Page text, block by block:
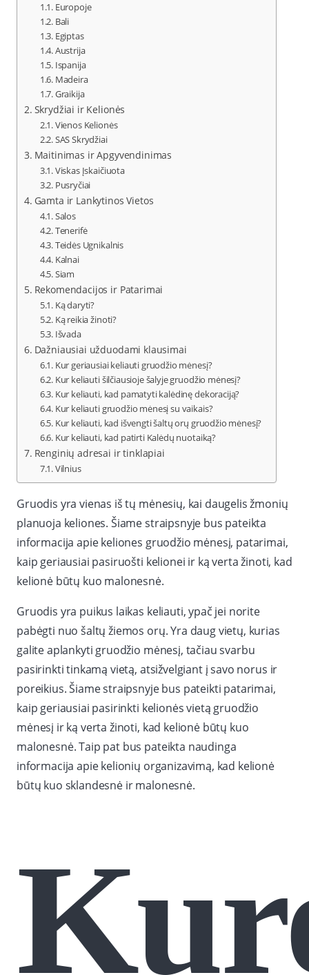
Europoje
Bali
Egiptas
Austrija
Ispanija
Madeira
Graikija
Skrydžiai ir Kelionės
Vienos Kelionės
SAS Skrydžiai
Maitinimas ir Apgyvendinimas
Viskas Įskaičiuota
Pusryčiai
Gamta ir Lankytinos Vietos
Salos
Tenerifė
Teidės Ugnikalnis
Kalnai
Siam
Rekomendacijos ir Patarimai
Ką daryti?
Ką reikia žinoti?
Išvada
Dažniausiai užduodami klausimai
Kur geriausiai keliauti gruodžio mėnesį?
Kur keliauti šilčiausioje šalyje gruodžio mėnesį?
Kur keliauti, kad pamatyti kalėdinę dekoraciją?
Kur keliauti gruodžio mėnesį su vaikais?
Kur keliauti, kad išvengti šaltų orų gruodžio mėnesį?
Kur keliauti, kad patirti Kalėdų nuotaiką?
Renginių adresai ir tinklapiai
Vilnius
Gruodis yra vienas iš tų mėnesių, kai daugelis žmonių
planuoja keliones. Šiame straipsnyje bus pateikta
informacija apie keliones gruodžio mėnesį, patarimai,
kaip geriausiai pasiruošti kelionei ir ką verta žinoti, kad
kelionė būtų kuo malonesnė.
Gruodis yra puikus laikas keliauti, ypač jei norite
pabėgti nuo šaltų žiemos orų. Yra daug vietų, kurias
galite aplankyti gruodžio mėnesį, tačiau svarbu
pasirinkti tinkamą vietą, atsižvelgiant į savo norus ir
poreikius. Šiame straipsnyje bus pateikti patarimai,
kaip geriausiai pasirinkti kelionės vietą gruodžio
mėnesį ir ką verta žinoti, kad kelionė būtų kuo
malonesnė. Taip pat bus pateikta naudinga
informacija apie kelionių organizavimą, kad kelionė
būtų kuo sklandesnė ir malonesnė.